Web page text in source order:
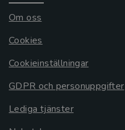
Om oss
Cookies
Cookieinställningar
GDPR och personuppgifter
Lediga tjänster